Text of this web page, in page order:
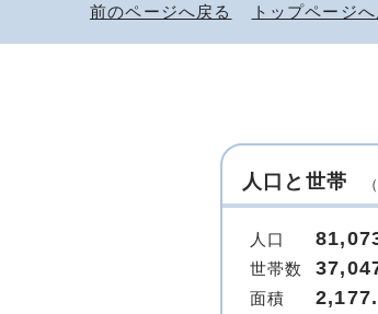
前のページへ戻る トップページへ
人口と世帯
人口
世帯数
面積